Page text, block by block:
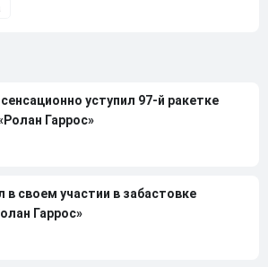
уступил 97-й ракетке
Гаррос»
своем участии в забастовке
Гаррос»